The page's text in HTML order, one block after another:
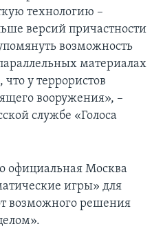
технологию –
версий причастности
возможность
материалах
у террористов
вооружения», –
службе «Голоса
официальная Москва
игры» для
возможного решения